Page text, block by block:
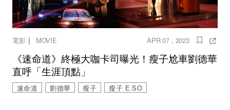
電影 ｜ MOVIE APR 07 , 2023
《速命道》終極大咖卡司曝光！瘦子尬車劉德華
直呼「生涯頂點」
速命道 劉德華 瘦子 瘦子 E.SO